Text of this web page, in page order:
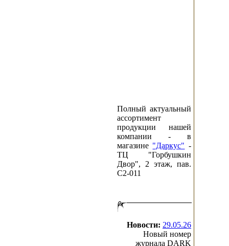
Полный актуальный
ассортимент
продукции нашей
компании - в
магазине "Даркус" -
ТЦ "Горбушкин
Двор", 2 этаж, пав.
C2-011
Новости: 29.05.26
Новый номер
журнала DARK